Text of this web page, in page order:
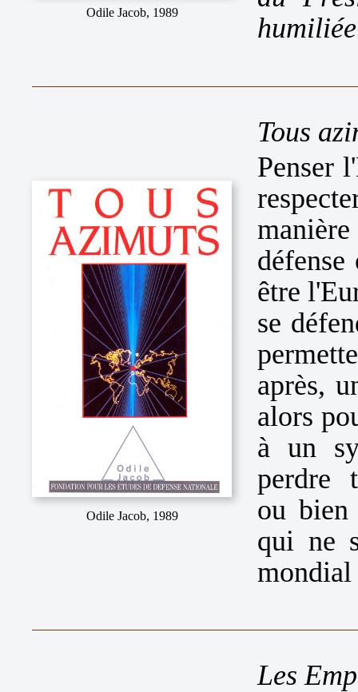
Odile Jacob, 1989
humiliée
Odile Jacob, 1989
Tous
Penser
être
se
après,
alors
à un
perdre
ou bien
qui ne
Les